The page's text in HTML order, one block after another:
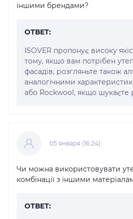
іншими брендами?
ОТВЕТ:
ISOVER пропонує високу
тому, якщо вам потрібен
фасадів, розгляньте також
аналогічними
або Rockwool, якщо шукаєте
05 января (16:24)
Чи можна використовувати
комбінації з іншими
ОТВЕТ: